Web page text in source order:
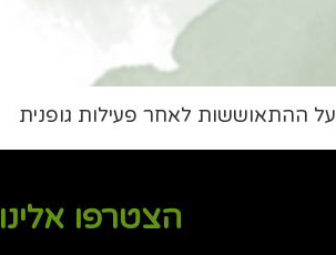
הצטרפו אלינו